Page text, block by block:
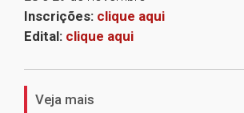
Inscrições: clique aqui
Edital: clique aqui
Veja mais